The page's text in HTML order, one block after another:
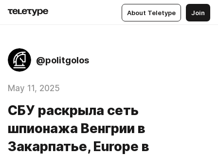
About Teletype Join
@politgolos
May 11, 2025
СБУ раскрыла сеть
шпионажа Венгрии в
Закарпатье, Europe в